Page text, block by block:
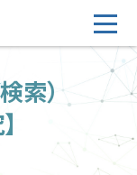
索）